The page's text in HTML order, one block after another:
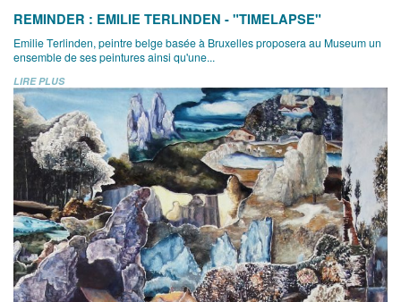
REMINDER : EMILIE TERLINDEN - "TIMELAPSE"
Emilie Terlinden, peintre belge basée à Bruxelles proposera au Museum un
ensemble de ses peintures ainsi qu'une...
LIRE PLUS